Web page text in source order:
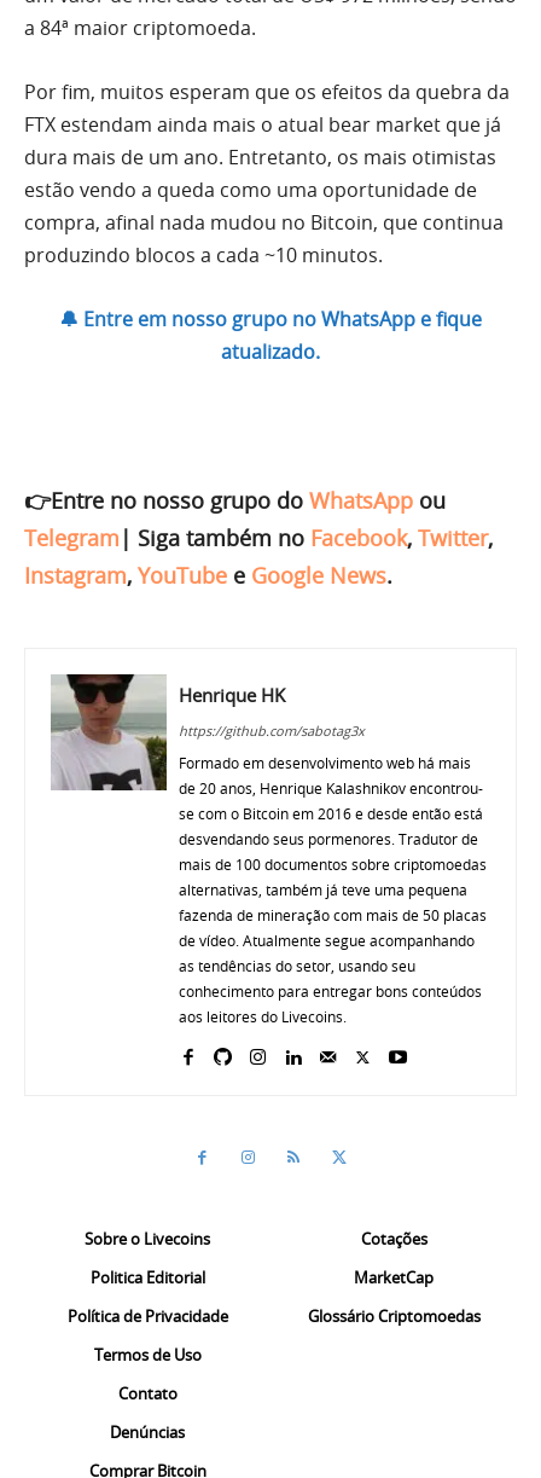
a 84ª maior criptomoeda.
Por fim, muitos esperam que os efeitos da quebra da
FTX estendam ainda mais o atual bear market que já
dura mais de um ano. Entretanto, os mais otimistas
estão vendo a queda como uma oportunidade de
compra, afinal nada mudou no Bitcoin, que continua
produzindo blocos a cada ~10 minutos.
🔔 Entre em nosso grupo no WhatsApp e fique
atualizado.
👉Entre no nosso grupo do WhatsApp ou
Telegram | Siga também no Facebook, Twitter,
Instagram, YouTube e Google News.
Henrique HK
https://github.com/sabotag3x
Formado em desenvolvimento web há mais
de 20 anos, Henrique Kalashnikov encontrou-
se com o Bitcoin em 2016 e desde então está
desvendando seus pormenores. Tradutor de
mais de 100 documentos sobre criptomoedas
alternativas, também já teve uma pequena
fazenda de mineração com mais de 50 placas
de vídeo. Atualmente segue acompanhando
as tendências do setor, usando seu
conhecimento para entregar bons conteúdos
aos leitores do Livecoins.
Sobre o Livecoins
Politica Editorial
Política de Privacidade
Termos de Uso
Contato
Denúncias
Comprar Bitcoin
Cotações
MarketCap
Glossário Criptomoedas